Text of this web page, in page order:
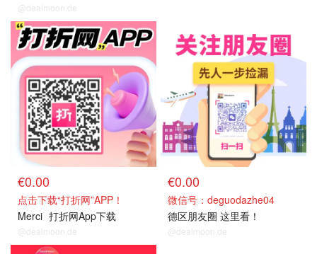
@dealmoon.de
关注我们
€0.00
点击下载“打折网”APP！
Merci 打折网App下载
@dealmoon.de
关注我们
€0.00
微信号：deguodazhe04
德区朋友圈 这里看！
@dealmoon.de